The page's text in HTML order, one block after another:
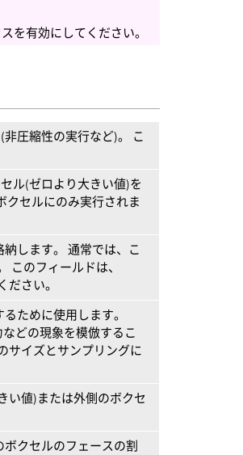
を有効にしてください。
非圧縮性の実行など)。 こ
ル(ゼロより大きい値)を
クセルにのみ実行されま
します。 通常では、こ
このフィールドは、
さい。
ために使用します。
どの現象を模倣するこ
サイズとサンプリングに
い値)または外側のボクセ
クセルのフェースの割